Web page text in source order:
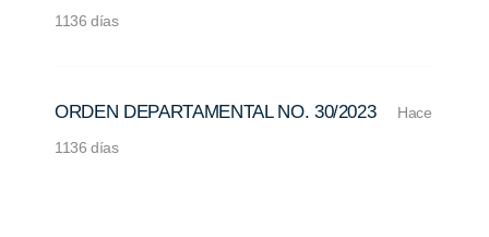
1136 días
ORDEN DEPARTAMENTAL NO. 30/2023
Hace
1136 días